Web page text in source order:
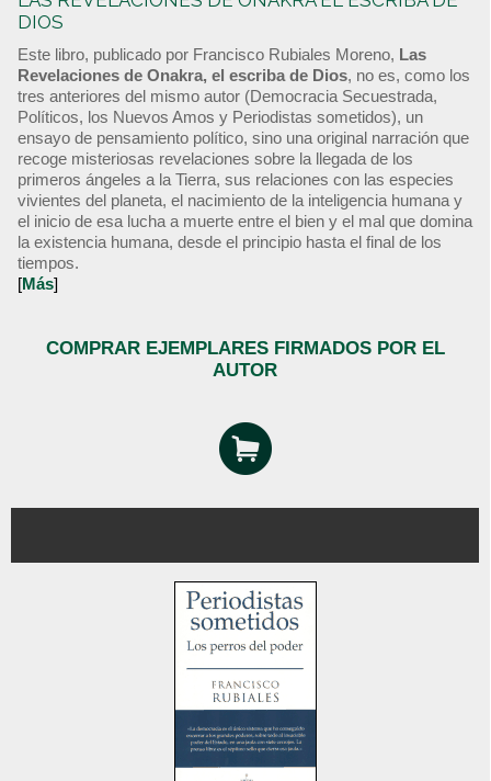
DIOS
Este libro, publicado por Francisco Rubiales Moreno, Las
Revelaciones de Onakra, el escriba de Dios, no es, como los
tres anteriores del mismo autor (Democracia Secuestrada,
Políticos, los Nuevos Amos y Periodistas sometidos), un
ensayo de pensamiento político, sino una original narración que
recoge misteriosas revelaciones sobre la llegada de los
primeros ángeles a la Tierra, sus relaciones con las especies
vivientes del planeta, el nacimiento de la inteligencia humana y
el inicio de esa lucha a muerte entre el bien y el mal que domina
la existencia humana, desde el principio hasta el final de los
tiempos.
[Más]
COMPRAR EJEMPLARES FIRMADOS POR EL
AUTOR